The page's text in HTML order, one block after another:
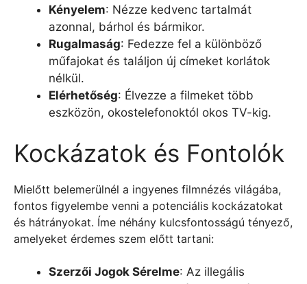
Kényelem: Nézze kedvenc tartalmát
azonnal, bárhol és bármikor.
Rugalmaság: Fedezze fel a különböző
műfajokat és találjon új címeket korlátok
nélkül.
Elérhetőség: Élvezze a filmeket több
eszközön, okostelefonoktól okos TV-kig.
Kockázatok és Fontolók
Mielőtt belemerülnél a ingyenes filmnézés világába,
fontos figyelembe venni a potenciális kockázatokat
és hátrányokat. Íme néhány kulcsfontosságú tényező,
amelyeket érdemes szem előtt tartani:
Szerzői Jogok Sérelme: Az illegális